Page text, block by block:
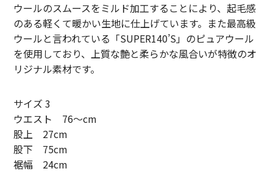
SUNNY ELEMENT【サニーエレメント】
superNova.【スーパーノヴァ】
TAUPE【トープ】
ULTERIOR【アルテリア】
URU TOKYO【ウル トーキョー】
Willow Pants 【ウィローパンツ】
ウールのスムースをミルド加工することにより、起毛感
のある軽くて暖かい生地に仕上げています。また最高級
ウールと言われている「SUPER140’S」のピュアウール
を使用しており、上質な艶と柔らかな風合いが特徴のオ
リジナル素材です。
サイズ 3
ウエスト 76～cm
股上 27cm
股下 75cm
裾幅 24cm